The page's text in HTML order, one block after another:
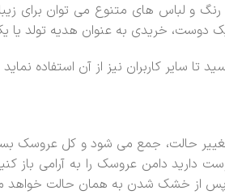
رنگ و لباس های متنوع می توان
دوست، خریدی به عنوان هدیه تولد یا
سایر کاربران نیز از آن استفاده نماید
حالت، جمع می شود و کل عروسک
دارید دامن عروسک را به آرامی باز
پس از خشک شدن به همان حالت خواهد